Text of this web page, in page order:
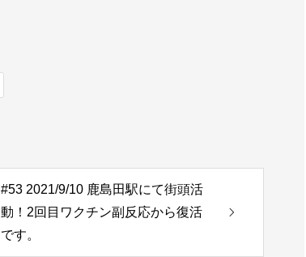
#53 2021/9/10 鹿島田駅にて街頭活
動！2回目ワクチン副反応から復活
です。